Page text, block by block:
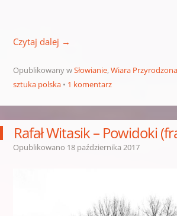
Czytaj dalej →
Opublikowany wSłowianie,Wiara Przyrodzona
sztuka polska
1 komentarz
Rafał Witasik – Powidoki
Opublikowano 18 października 2017